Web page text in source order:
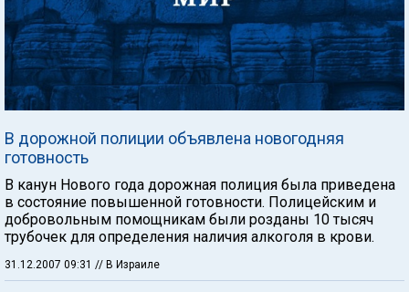
В дорожной полиции объявлена новогодняя
готовность
В канун Нового года дорожная полиция была приведена
в состояние повышенной готовности. Полицейским и
добровольным помощникам были розданы 10 тысяч
трубочек для определения наличия алкоголя в крови.
31.12.2007 09:31 // В Израиле